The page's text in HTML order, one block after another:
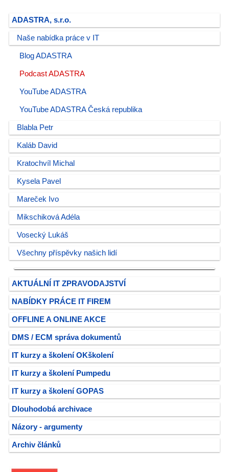
ADASTRA, s.r.o.
Naše nabídka práce v IT
Blog ADASTRA
Podcast ADASTRA
YouTube ADASTRA
YouTube ADASTRA Česká republika
Blabla Petr
Kaláb David
Kratochvíl Michal
Kysela Pavel
Mareček Ivo
Mikschiková Adéla
Vosecký Lukáš
Všechny příspěvky našich lidí
AKTUÁLNÍ IT ZPRAVODAJSTVÍ
NABÍDKY PRÁCE IT FIREM
OFFLINE A ONLINE AKCE
DMS / ECM správa dokumentů
IT kurzy a školení OKškolení
IT kurzy a školení Pumpedu
IT kurzy a školení GOPAS
Dlouhodobá archivace
Názory - argumenty
Archiv článků